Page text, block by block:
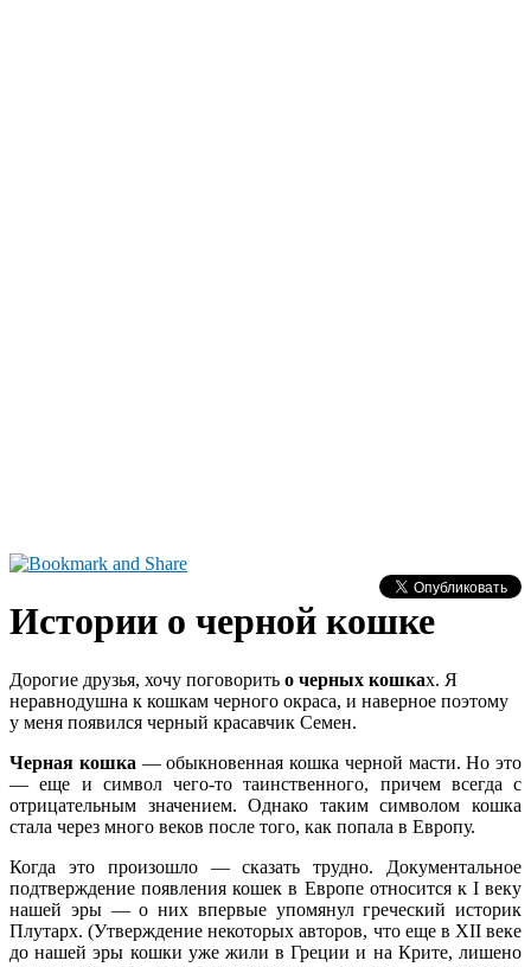
Истории о черной кошке
Дорогие друзья, хочу поговорить о черных кошках. Я
неравнодушна к кошкам черного окраса, и наверное поэтому
у меня появился черный красавчик Семен.
Черная кошка — обыкновенная кошка черной масти. Но это
— еще и символ чего-то таинственного, причем всегда с
отрицательным значением. Однако таким символом кошка
стала через много веков после того, как попала в Европу.
Когда это произошло — сказать трудно. Документальное
подтверждение появления кошек в Европе относится к I веку
нашей эры — о них впервые упомянул греческий историк
Плутарх. (Утверждение некоторых авторов, что еще в XII веке
до нашей эры кошки уже жили в Греции и на Крите, лишено